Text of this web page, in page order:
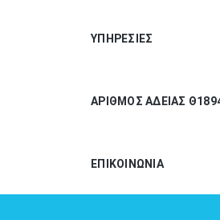
ΥΠΗΡΕΣΙΕΣ
ΑΡΙΘΜΟΣ ΑΔΕΙΑΣ
ΕΠΙΚΟΙΝΩΝΙΑ